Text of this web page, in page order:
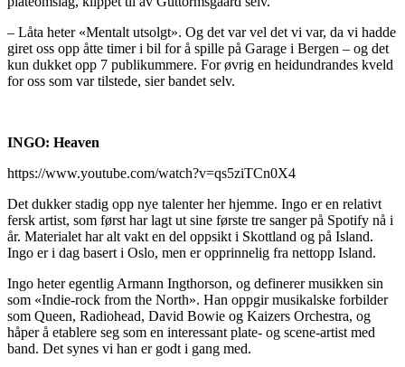
– Låta heter «Mentalt utsolgt». Og det var vel det vi var, da vi hadde
giret oss opp åtte timer i bil for å spille på Garage i Bergen – og det
kun dukket opp 7 publikummere. For øvrig en heidundrandes kveld
for oss som var tilstede, sier bandet selv.
INGO: Heaven
https://www.youtube.com/watch?v=qs5ziTCn0X4
Det dukker stadig opp nye talenter her hjemme. Ingo er en relativt
fersk artist, som først har lagt ut sine første tre sanger på Spotify nå i
år. Materialet har alt vakt en del oppsikt i Skottland og på Island.
Ingo er i dag basert i Oslo, men er opprinnelig fra nettopp Island.
Ingo heter egentlig Armann Ingthorson, og definerer musikken sin
som «Indie-rock from the North». Han oppgir musikalske forbilder
som Queen, Radiohead, David Bowie og Kaizers Orchestra, og
håper å etablere seg som en interessant plate- og scene-artist med
band. Det synes vi han er godt i gang med.